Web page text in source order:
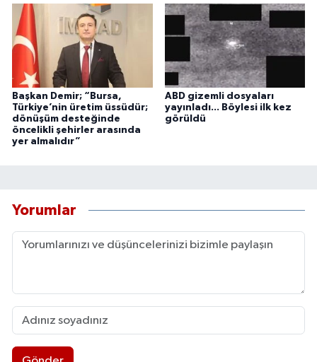
Başkan Demir; “Bursa,
Türkiye’nin üretim üssüdür;
dönüşüm desteğinde
öncelikli şehirler arasında
yer almalıdır”
ABD gizemli dosyaları
yayınladı... Böylesi ilk kez
görüldü
Yorumlar